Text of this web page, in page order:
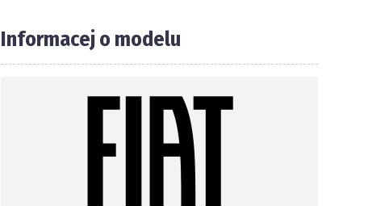
Informacej o modelu